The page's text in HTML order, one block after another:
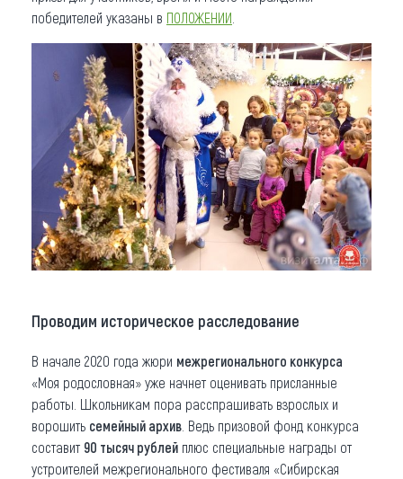
победителей указаны в ПОЛОЖЕНИИ
Проводим историческое расследование
В начале 2020 года жюри межрегионального конкурса
«Моя родословная» уже начнет оценивать присланные
работы. Школьникам пора расспрашивать взрослых и
ворошить семейный архив . Ведь призовой фонд конкурса
составит 90 тысяч рублей плюс специальные награды от
устроителей межрегионального фестиваля «Сибирская